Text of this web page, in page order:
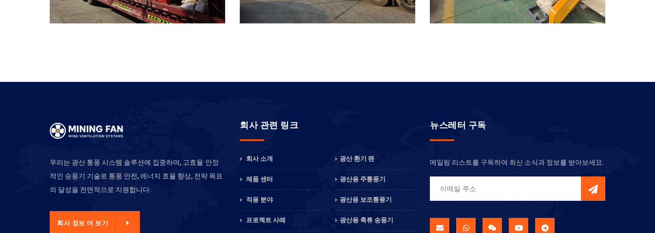
우리는 광산 통풍 시스템 솔루션에 집중하며, 고효율·안정
적인 송풍기 기술로 통풍 안전, 에너지 효율 향상, 전략 목표
의 달성을 전면적으로 지원합니다.
회사 정보 더 보기
회사 관련 링크
회사 소개
제품 센터
적용 분야
프로젝트 사례
광산 환기 팬
광산용 주통풍기
광산용 보조통풍기
광산용 축류 송풍기
뉴스레터 구독
메일링 리스트를 구독하여 최신 소식과 정보를 받아보세요.